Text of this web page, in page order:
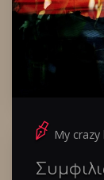
My crazy